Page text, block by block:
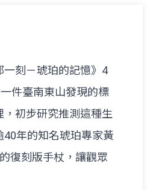
刻－琥珀的記憶》4
件臺南東山發現的標
初步研究推測這種生
年的知名琥珀專家黃
復刻版手杖，讓觀眾